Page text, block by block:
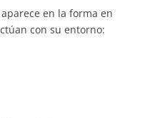
en la forma en
con su entorno: